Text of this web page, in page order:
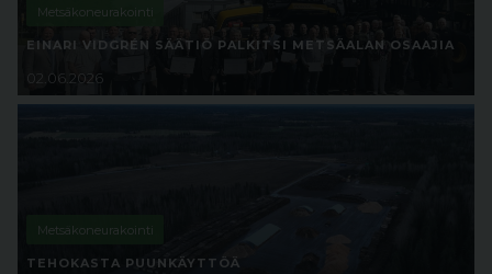
Metsäkoneurakointi
EINARI VIDGRÉN SÄÄTIÖ PALKITSI METSÄALAN OSAAJIA
02.06.2026
Metsäkoneurakointi
TEHOKASTA PUUNKÄYTTÖÄ